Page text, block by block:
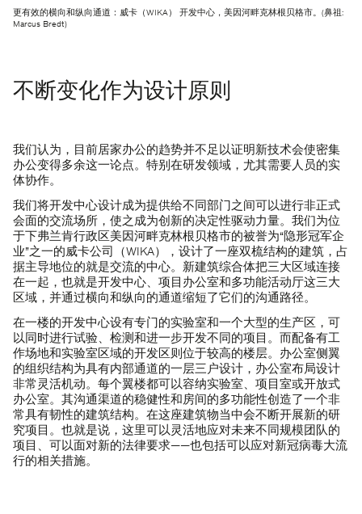
更有效的横向和纵向通道：威卡（WIKA） 开发中心，美因河畔克林根贝格市。(鼻祖:
Marcus Bredt)
不断变化作为设计原则
我们认为，目前居家办公的趋势并不足以证明新技术会使密集
办公变得多余这一论点。特别在研发领域，尤其需要人员的实
体协作。
我们将开发中心设计成为提供给不同部门之间可以进行非正式
会面的交流场所，使之成为创新的决定性驱动力量。我们为位
于下弗兰肯行政区美因河畔克林根贝格市的被誉为“隐形冠军企
业”之一的威卡公司（WIKA），设计了一座双梳结构的建筑，占
据主导地位的就是交流的中心。新建筑综合体把三大区域连接
在一起，也就是开发中心、项目办公室和多功能活动厅这三大
区域，并通过横向和纵向的通道缩短了它们的沟通路径。
在一楼的开发中心设有专门的实验室和一个大型的生产区，可
以同时进行试验、检测和进一步开发不同的项目。而配备有工
作场地和实验室区域的开发区则位于较高的楼层。办公室侧翼
的组织结构为具有内部通道的一层三户设计，办公室布局设计
非常灵活机动。每个翼楼都可以容纳实验室、项目室或开放式
办公室。其沟通渠道的稳健性和房间的多功能性创造了一个非
常具有韧性的建筑结构。在这座建筑物当中会不断开展新的研
究项目。也就是说，这里可以灵活地应对未来不同规模团队的
项目、可以面对新的法律要求——也包括可以应对新冠病毒大流
行的相关措施。